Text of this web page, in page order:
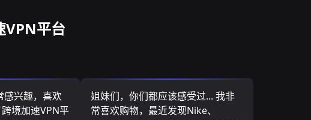
平台
感兴趣，喜欢
境加速VPN平
姐妹们，你们都应该感受过... 我非
常喜欢购物，最近发现Nike、